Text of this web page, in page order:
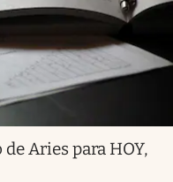
Aries para HOY,